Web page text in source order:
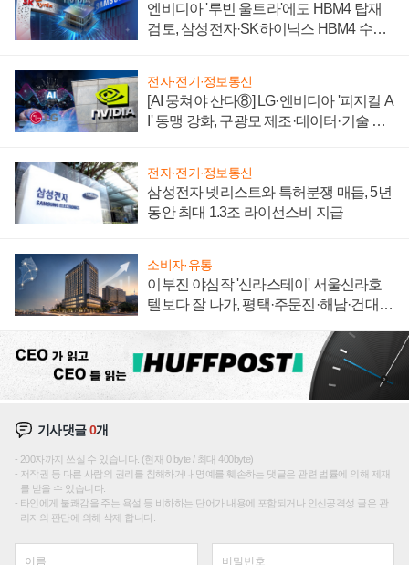
엔비디아 '루빈 울트라'에도 HBM4 탑재
검토, 삼성전자·SK하이닉스 HBM4 수율
전자·전기·정보통신
[AI 뭉쳐야 산다⑧] LG·엔비디아 '피지컬 A
I' 동맹 강화, 구광모 제조·데이터·기술 결
전자·전기·정보통신
삼성전자 넷리스트와 특허분쟁 매듭, 5년
동안 최대 1.3조 라이선스비 지급
소비자·유통
이부진 야심작 '신라스테이' 서울신라호
텔보다 잘 나가, 평택·주문진·해남·건대로
기사댓글0개
200자까지 쓰실 수 있습니다. (현재 0 byte / 최대 400byte)
저작권 등 다른 사람의 권리를 침해하거나 명예를 훼손하는 댓글은 관련 법률에 의해 제재
를 받을 수 있습니다.
타인에게 불쾌감을 주는 욕설 등 비하하는 단어가 내용에 포함되거나 인신공격성 글은 관
리자의 판단에 의해 삭제 합니다.